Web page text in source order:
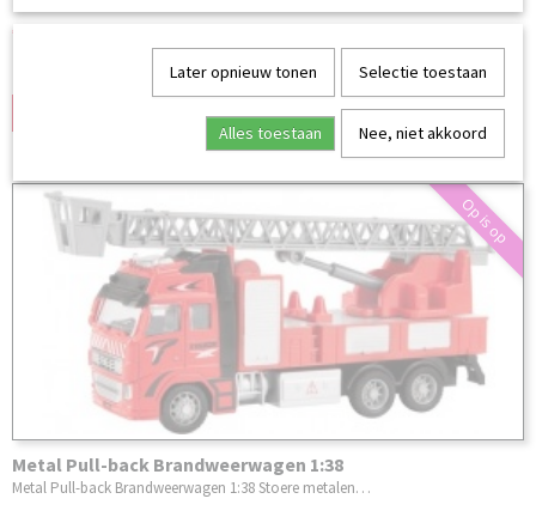
€ 8,95
Op is op
Metal Pull-back Brandweerwagen 1:38
Metal Pull-back Brandweerwagen 1:38 Stoere metalen…
Later opnieuw tonen Selectie toestaan
Alles toestaan Nee, niet akkoord